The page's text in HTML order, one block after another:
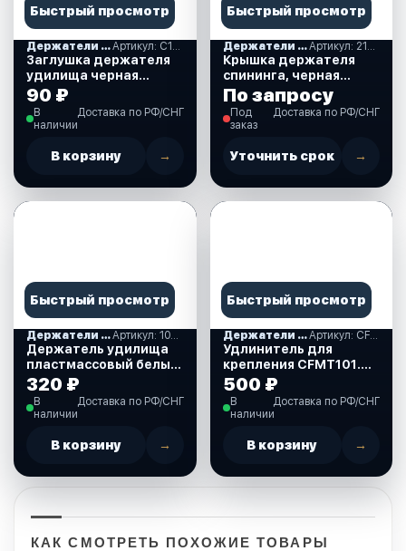
Быстрый просмотр
Держатели удилищ, комплектующие Артикул: С12758-В
Заглушка держателя
удилища черная
(С12758-В)
90 ₽
В
наличии
Доставка по РФ/СНГ
В корзину →
Быстрый просмотр
Держатели удилищ, комплектующие Артикул: 210013
Крышка держателя
спининга, черная
(210013)
По запросу
Под
заказ
Доставка по РФ/СНГ
Уточнить срок →
Быстрый просмотр
Держатели удилищ, комплектующие Артикул: 10261799
Держатель удилища
пластмассовый белый
(10261799)
320 ₽
В
наличии
Доставка по РФ/СНГ
В корзину →
Быстрый просмотр
Держатели удилищ, комплектующие Артикул: CFMT202
Удлинитель для
крепления CFMT101.
102,103, 104, 105,303
(CFMT202)
500 ₽
В
наличии
Доставка по РФ/СНГ
В корзину →
КАК СМОТРЕТЬ ПОХОЖИЕ ТОВАРЫ